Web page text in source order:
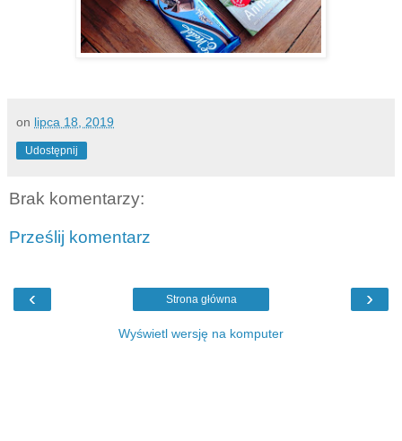
on lipca 18, 2019
Udostępnij
Brak komentarzy:
Prześlij komentarz
‹ ›
Strona główna
Wyświetl wersję na komputer